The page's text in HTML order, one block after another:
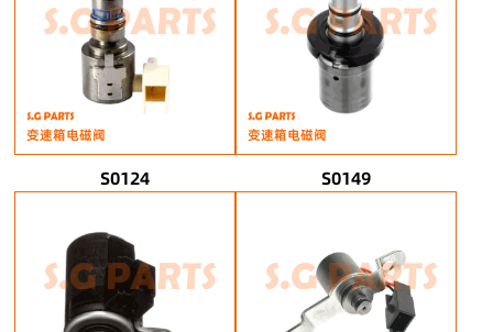
变速箱电磁阀
S0124
变速箱电磁阀
S0149